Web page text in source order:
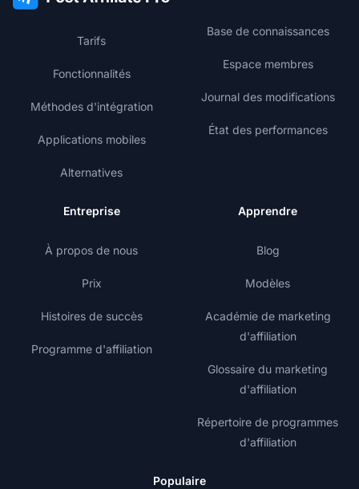
Tarifs
Fonctionnalités
Méthodes d'intégration
Applications mobiles
Alternatives
Base de connaissances
Espace membres
Journal des modifications
État des performances
Entreprise
À propos de nous
Prix
Histoires de succès
Programme d'affiliation
Apprendre
Blog
Modèles
Académie de marketing
d'affiliation
Glossaire du marketing
d'affiliation
Répertoire de programmes
d'affiliation
Populaire